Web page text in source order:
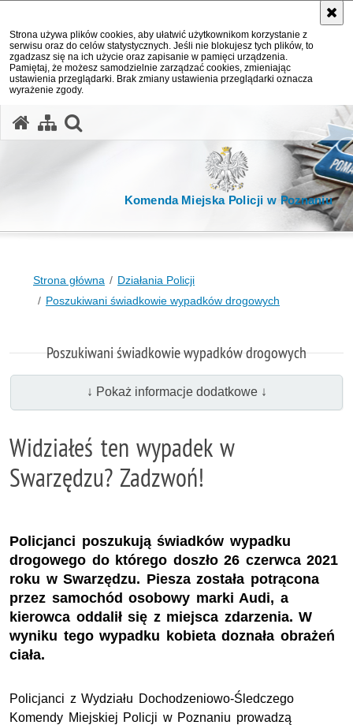
Strona używa plików cookies, aby ułatwić użytkownikom korzystanie z
serwisu oraz do celów statystycznych. Jeśli nie blokujesz tych plików, to
zgadzasz się na ich użycie oraz zapisanie w pamięci urządzenia.
Pamiętaj, że możesz samodzielnie zarządzać cookies, zmieniając
ustawienia przeglądarki. Brak zmiany ustawienia przeglądarki oznacza
wyrażenie zgody.
Komenda Miejska Policji w Poznaniu
Strona główna
Działania Policji
Poszukiwani świadkowie wypadków drogowych
Poszukiwani świadkowie wypadków drogowych
↓ Pokaż informacje dodatkowe ↓
Widziałeś ten wypadek w
Swarzędzu? Zadzwoń!
Policjanci poszukują świadków wypadku
drogowego do którego doszło 26 czerwca 2021
roku w Swarzędzu. Piesza została potrącona
przez samochód osobowy marki Audi, a
kierowca oddalił się z miejsca zdarzenia. W
wyniku tego wypadku kobieta doznała obrażeń
ciała.
Policjanci z Wydziału Dochodzeniowo-Śledczego
Komendy Miejskiej Policji w Poznaniu prowadzą